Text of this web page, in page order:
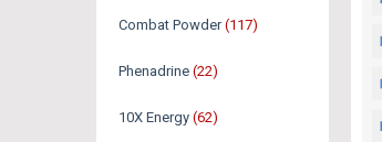
Combat Powder (117)
Phenadrine (22)
10X Energy (62)